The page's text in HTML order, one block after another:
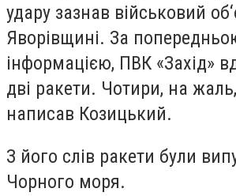
удару зазнав військовий
Яворівщині. За
інформацією, ПВК «Захід»
дві ракети. Чотири, на
написав Козицький.
З його слів ракети були
Чорного моря.